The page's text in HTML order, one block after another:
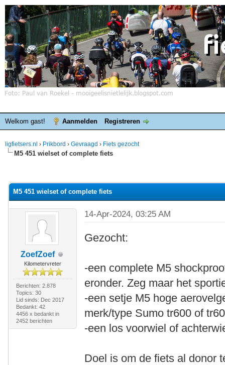
Welkom gast! Aanmelden Registreren
ligfietsers.nl › Prikbord › Gevraagd › Fiets gezocht
M5 451 wielset of complete fiets
M5 451 wielset of complete fiets
ZoefZoef
Kilometervreter
Berichten: 2.878
Topics: 30
Lid sinds: Dec 2017
Bedankt: 42
4456 x bedankt in
2452 berichten
14-Apr-2024, 03:25 AM
Gezocht:
-een complete M5
eronder. Zeg maar het
-een setje M5 hoge
merk/type Sumo tr600 of
-een los voorwiel of
Doel is om de fiets al donor